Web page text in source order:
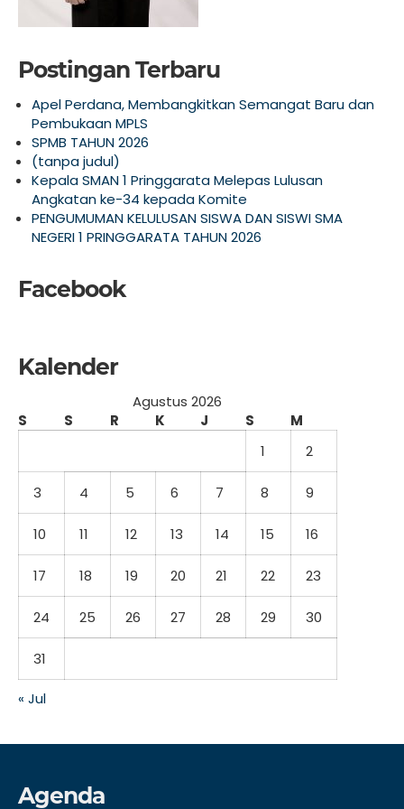
Postingan Terbaru
Apel Perdana, Membangkitkan Semangat Baru dan
Pembukaan MPLS
SPMB TAHUN 2026
(tanpa judul)
Kepala SMAN 1 Pringgarata Melepas Lulusan
Angkatan ke-34 kepada Komite
PENGUMUMAN KELULUSAN SISWA DAN SISWI SMA
NEGERI 1 PRINGGARATA TAHUN 2026
Facebook
Kalender
Agustus 2026
S
S R K J S
M
1
2
3 4 5 6 7 8 9
10 11 12 13 14 15 16
17 18 19 20 21 22 23
24 25 26 27 28 29 30
31
« Jul
Agenda